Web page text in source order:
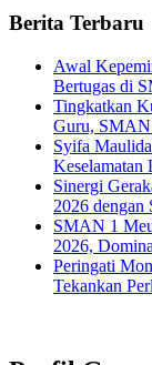
Berita Terbaru
Awal
Bertugas di
Tingkatkan
Guru, SMAN
Syifa
Sinergi
2026 dengan
SMAN 1
2026,
Peringati
Tekankan